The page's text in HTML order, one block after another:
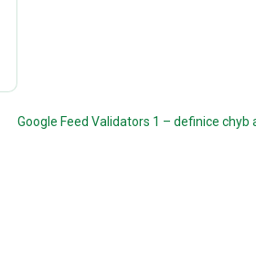
Google Feed Validators 1 – definice